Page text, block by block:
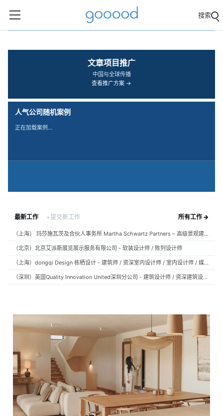
搜索
文章项目推广
中国与全球传播
查看推广方案 →
人气公司随机案例
正在加载案例…
最新工作 +提交新工作 所有工作 →
（上海） 玛莎施瓦茨及合伙人事务所 Martha Schwartz Partners – 高级景观建筑师 Senior Landscape Designer / 景观建筑师 Landscape Designer
（北京）北京艾派斯展览展示服务有限公司 - 软装设计师 / 陈列设计师
（上海）dongqi Design 栋栖设计 - 建筑师 / 资深室内设计师 / 室内设计师 / 媒体及公共关系主管 / 设计实习生（常年招聘）
（深圳）英国Quality Innovation United深圳分公司 - 建筑设计师 / 资深建筑设计师 / 室内设计师 / 设计实习生